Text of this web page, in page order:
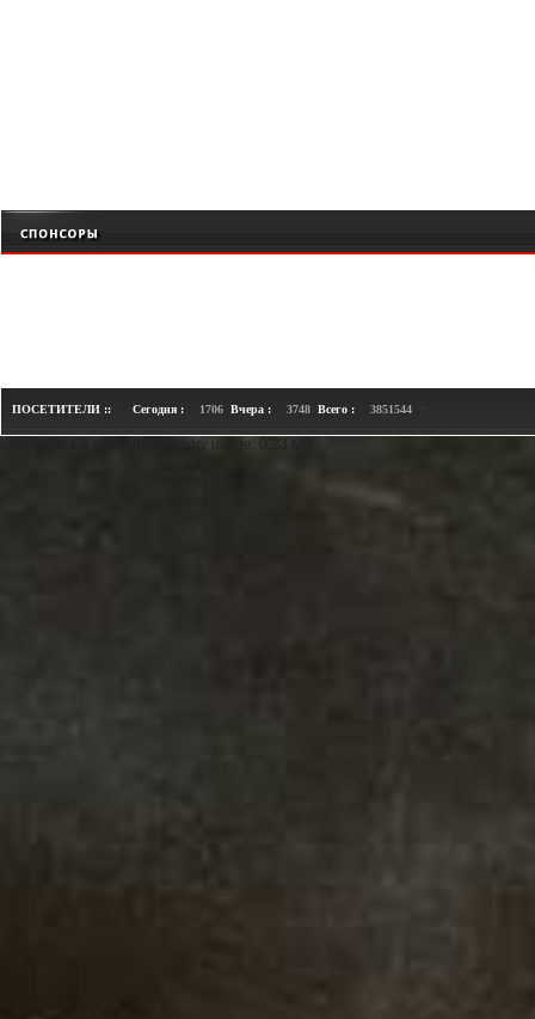
ПОСЕТИТЕЛИ :: Сегодня : 1706 Вчера : 3748 Всего : 3851544
Loaded in 1.8 seconds. Memory usage: 0.23 MB